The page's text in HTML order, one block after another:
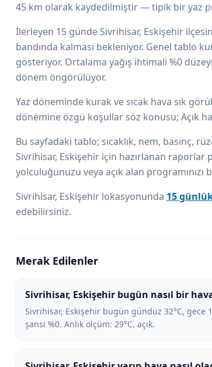
45 km olarak kaydedilmiştir — tipik bir yaz
İlerleyen 15 günde Sivrihisar, Eskişehir
bandında kalması bekleniyor. Genel tablo
gösteriyor. Ortalama yağış ihtimali %0
dönem öngörülüyor.
Yaz döneminde kurak ve sıcak hava sık
dönemine özgü koşullar söz konusu; Açık
Bu sayfadaki tablo; sıcaklık, nem, basınç,
Sivrihisar, Eskişehir için hazırlanan
yolculuğunuzu veya açık alan
Sivrihisar, Eskişehir lokasyonunda 15
edebilirsiniz.
Merak Edilenler
Sivrihisar, Eskişehir bugün nasıl bir
Sivrihisar, Eskişehir bugün gündüz 32°C, gece
şansı %0. Anlık ölçüm: 29°C, açık.